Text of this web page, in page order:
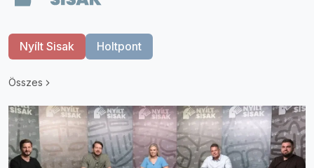
Nyílt Sisak Holtpont
Összes